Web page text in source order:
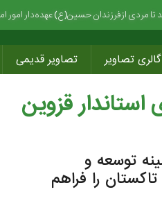
مردی ازفرزندان حسین(ع) عهده‌دار امور
گالری تصاویر تصاویر قدیمی
قزوین
توسعه و
را فراهم